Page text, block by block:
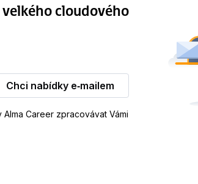
cloudového
Chci nabídky e‑mailem
Career zpracovávat Vámi